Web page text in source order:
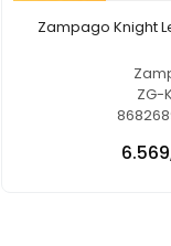
Zampago Knight
ZG-